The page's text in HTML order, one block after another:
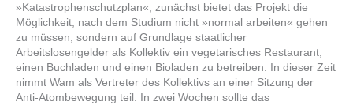
»Katastrophenschutzplan«; zunächst bietet das Projekt die
Möglichkeit, nach dem Studium nicht »normal arbeiten« gehen
zu müssen, sondern auf Grundlage staatlicher
Arbeitslosengelder als Kollektiv ein vegetarisches Restaurant,
einen Buchladen und einen Bioladen zu betreiben. In dieser Zeit
nimmt Wam als Vertreter des Kollektivs an einer Sitzung der
Anti-Atombewegung teil. In zwei Wochen sollte das